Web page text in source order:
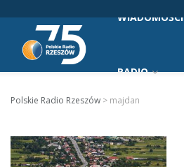
WIADOMOŚCI
RADIO
Polskie Radio Rzeszów > majdan